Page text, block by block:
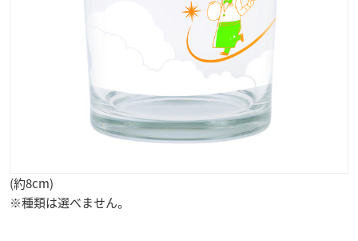
(約8cm)
※種類は選べません。